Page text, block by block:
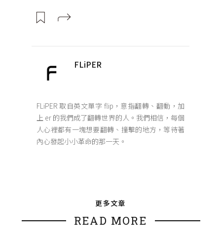
FLiPER
FLiPER 取自英文單字 flip，意指翻轉、翻動，加
上 er 的我們成了翻轉世界的人。我們相信，每個
人心裡都有一塊想要翻轉、撞擊的地方，等待著
內心發起小小革命的那一天。
更多文章
READ MORE